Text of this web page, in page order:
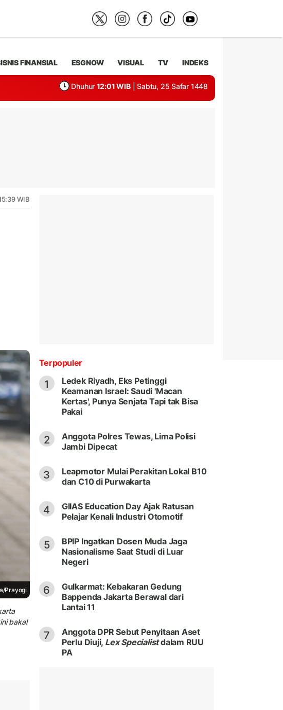
FINANSIAL ESGNOW VISUAL TV INDEKS
Dhuhur 12:01 WIB | Sabtu, 25 Safar 1448
WIB
Prayogi
bakal
Terpopuler
1
Ledek Riyadh, Eks Petinggi
Keamanan Israel: Saudi 'Macan
Kertas', Punya Senjata Tapi tak Bisa
Pakai
2
Anggota Polres Tewas, Lima Polisi
Jambi Dipecat
3
Leapmotor Mulai Perakitan Lokal B10
dan C10 di Purwakarta
4
GIIAS Education Day Ajak Ratusan
Pelajar Kenali Industri Otomotif
5
BPIP Ingatkan Dosen Muda Jaga
Nasionalisme Saat Studi di Luar
Negeri
6
Gulkarmat: Kebakaran Gedung
Bappenda Jakarta Berawal dari
Lantai 11
7
Anggota DPR Sebut Penyitaan Aset
Perlu Diuji, Lex Specialistdalam RUU
PA